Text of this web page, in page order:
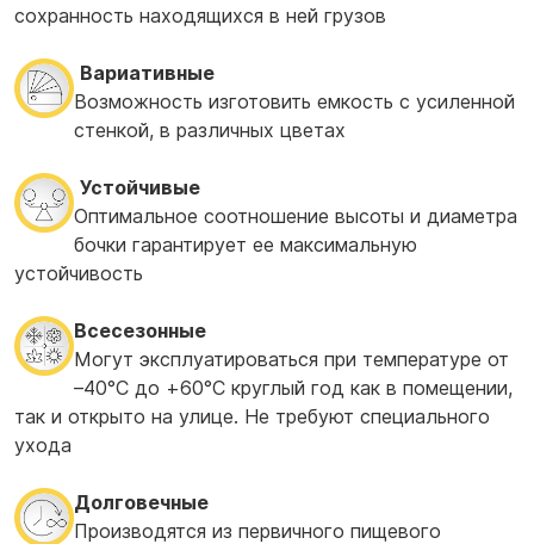
сохранность находящихся в ней грузов
Вариативные
Возможность изготовить емкость с усиленной
стенкой, в различных цветах
Устойчивые
Оптимальное соотношение высоты и диаметра
бочки гарантирует ее максимальную
устойчивость
Всесезонные
Могут эксплуатироваться при температуре от
–40°С до +60°С круглый год как в помещении,
так и открыто на улице. Не требуют специального
ухода
Долговечные
Производятся из первичного пищевого